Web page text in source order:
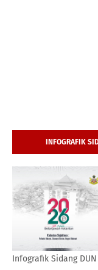
INFOGRAFIK
Infografik Sidang